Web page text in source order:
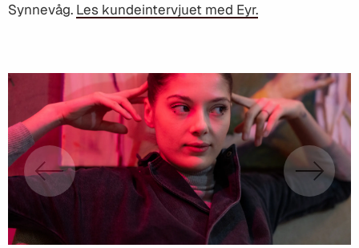
Synnevåg. Les kundeintervjuet med Eyr.